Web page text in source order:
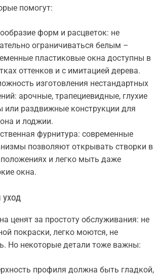
помогут:
форм и расцветок: не
ограничиваться белым –
пластиковые окна доступны в
оттенков и с имитацией дерева.
изготовления нестандартных
арочные, трапециевидные, глухие
или раздвижные конструкции для
и лоджии.
фурнитура: современные
позволяют открывать створки в
положениях и легко мыть даже
окна.
уход
ценят за простоту обслуживания: не
покраски, легко моются, не
Но некоторые детали тоже важны:
профиля должна быть гладкой,